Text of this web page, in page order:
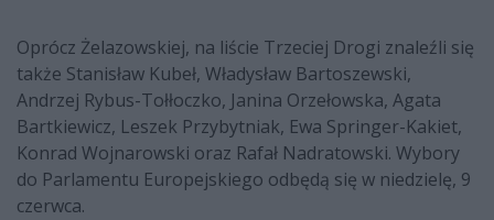
Oprócz Żelazowskiej, na liście Trzeciej Drogi znaleźli się
także Stanisław Kubeł, Władysław Bartoszewski,
Andrzej Rybus-Tołłoczko, Janina Orzełowska, Agata
Bartkiewicz, Leszek Przybytniak, Ewa Springer-Kakiet,
Konrad Wojnarowski oraz Rafał Nadratowski. Wybory
do Parlamentu Europejskiego odbędą się w niedzielę, 9
czerwca.